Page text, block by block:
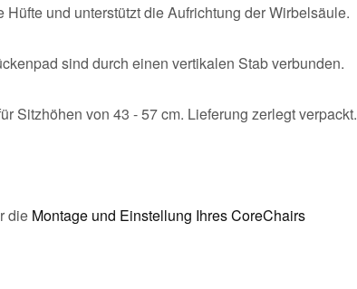
und unterstützt die Aufrichtung der Wirbelsäule.
sind durch einen vertikalen Stab verbunden.
Sitzhöhen von 43 - 57 cm. Lieferung zerlegt verpackt.
die Montage und Einstellung Ihres CoreChairs